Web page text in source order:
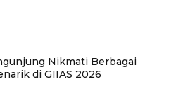
Nikmati Berbagai
di GIIAS 2026